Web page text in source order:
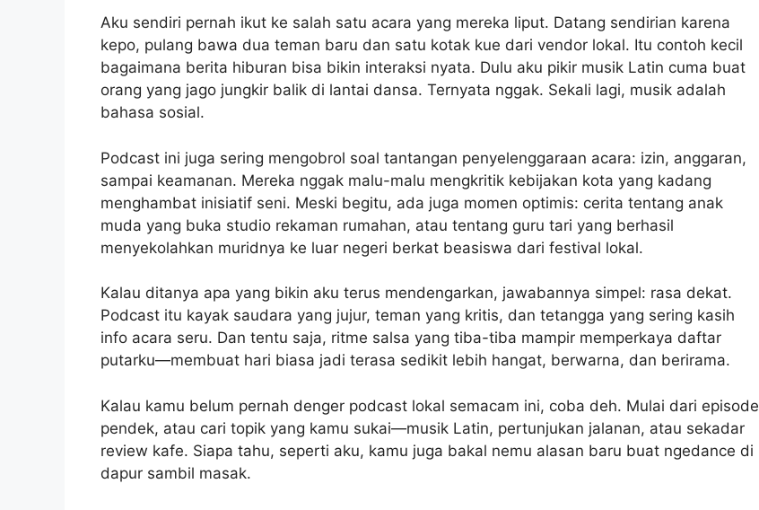
Aku sendiri pernah ikut ke salah satu acara yang mereka liput. Datang sendirian karena
kepo, pulang bawa dua teman baru dan satu kotak kue dari vendor lokal. Itu contoh kecil
bagaimana berita hiburan bisa bikin interaksi nyata. Dulu aku pikir musik Latin cuma buat
orang yang jago jungkir balik di lantai dansa. Ternyata nggak. Sekali lagi, musik adalah
bahasa sosial.
Podcast ini juga sering mengobrol soal tantangan penyelenggaraan acara: izin, anggaran,
sampai keamanan. Mereka nggak malu-malu mengkritik kebijakan kota yang kadang
menghambat inisiatif seni. Meski begitu, ada juga momen optimis: cerita tentang anak
muda yang buka studio rekaman rumahan, atau tentang guru tari yang berhasil
menyekolahkan muridnya ke luar negeri berkat beasiswa dari festival lokal.
Kalau ditanya apa yang bikin aku terus mendengarkan, jawabannya simpel: rasa dekat.
Podcast itu kayak saudara yang jujur, teman yang kritis, dan tetangga yang sering kasih
info acara seru. Dan tentu saja, ritme salsa yang tiba-tiba mampir memperkaya daftar
putarku—membuat hari biasa jadi terasa sedikit lebih hangat, berwarna, dan berirama.
Kalau kamu belum pernah denger podcast lokal semacam ini, coba deh. Mulai dari episode
pendek, atau cari topik yang kamu sukai—musik Latin, pertunjukan jalanan, atau sekadar
review kafe. Siapa tahu, seperti aku, kamu juga bakal nemu alasan baru buat ngedance di
dapur sambil masak.